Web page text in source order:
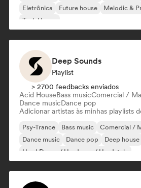
Eletrônica
Future house
Melodic &
Tech House
Deep Sounds
Playlist
> 2700 feedbacks enviados
Acid HouseBass musicComercial /
Dance musicDance pop
Adicionar artistas às minhas playlists
Psy-Trance Bass music
Comercial /
Dance music
Dance pop Deep house
Hard Dance / Hardcore / Hardstyle